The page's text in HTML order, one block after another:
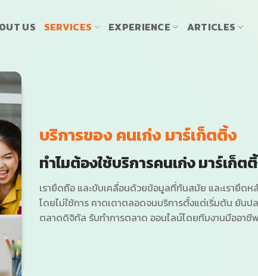
US SERVICES EXPERIENCE ARTICLES
บริการของ คนเก่ง มาร์เก็ตติ้ง
ทำไมต้องใช้บริการคนเก่งมาร์เก็ต
เรายึดถือ และขับเคลื่อนด้วยข้อมูลที่ทันสมัย และเรายึด
โดยไม่ใช้การ คาดเดาตลอดจนบริการตั้งแต่เริ่มต้น ยัน
ตลาดดิจิทัล รับทำการตลาด ออนไลน์โดยทีมงานมืออาชีพ